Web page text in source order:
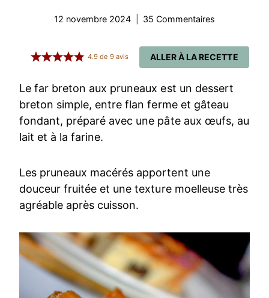
12 novembre 2024 35 Commentaires
ALLER À LA RECETTE
4.9 de9 avis
Le far breton aux pruneaux est un dessert
breton simple, entre flan ferme et gâteau
fondant, préparé avec une pâte aux œufs, au
lait et à la farine.
Les pruneaux macérés apportent une
douceur fruitée et une texture moelleuse très
agréable après cuisson.